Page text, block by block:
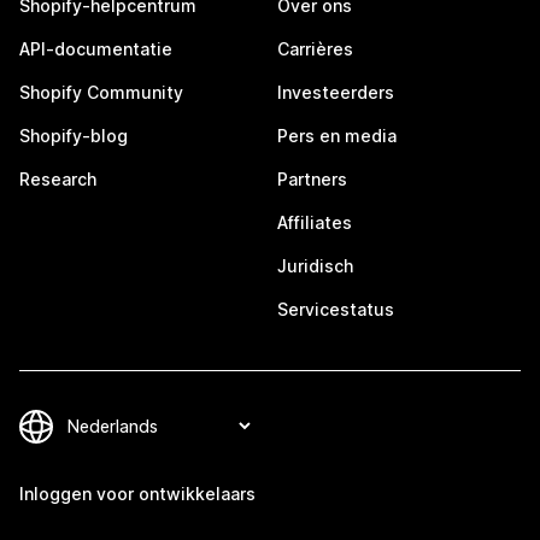
Shopify-helpcentrum
API-documentatie
Shopify Community
Shopify-blog
Research
Over ons
Carrières
Investeerders
Pers en media
Partners
Affiliates
Juridisch
Servicestatus
Inloggen voor ontwikkelaars